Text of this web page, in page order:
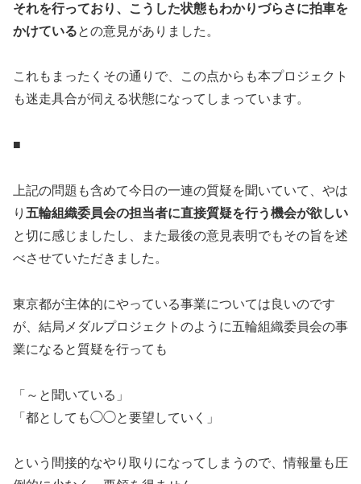
それを行っており、こうした状態もわかりづらさに拍車を
かけているとの意見がありました。
これもまったくその通りで、この点からも本プロジェクト
も迷走具合が伺える状態になってしまっています。
■
上記の問題も含めて今日の一連の質疑を聞いていて、やは
り 五輪組織委員会の担当者に直接質疑を行う機会が欲しい
と切に感じましたし、また最後の意見表明でもその旨を述
べさせていただきました。
東京都が主体的にやっている事業については良いのです
が、結局メダルプロジェクトのように五輪組織委員会の事
業になると質疑を行っても
「～と聞いている」
「都としても◯◯と要望していく」
という間接的なやり取りになってしまうので、情報量も圧